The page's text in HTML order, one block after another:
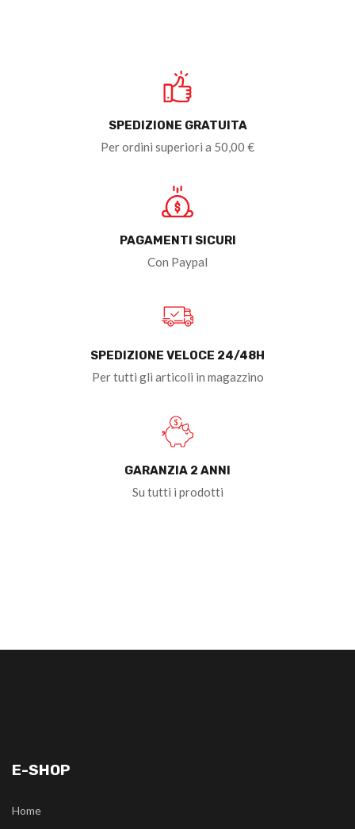
SPEDIZIONE GRATUITA
Per ordini superiori a 50,00 €
PAGAMENTI SICURI
Con Paypal
SPEDIZIONE VELOCE 24/48H
Per tutti gli articoli in magazzino
GARANZIA 2 ANNI
Su tutti i prodotti
E-SHOP
Home